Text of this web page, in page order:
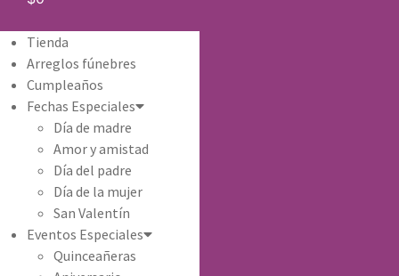
Tienda
Arreglos fúnebres
Cumpleaños
Fechas Especiales
Día de madre
Amor y amistad
Día del padre
Día de la mujer
San Valentín
Eventos Especiales
Quinceañeras